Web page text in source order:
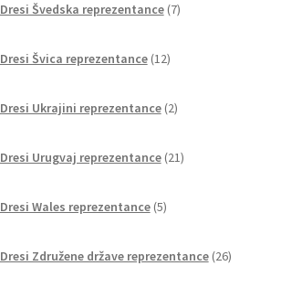
Dresi Švedska reprezentance 7izdelkov
Dresi Švica reprezentance 12izdelkov
Dresi Ukrajini reprezentance 2izdelka
Dresi Urugvaj reprezentance 21izdelkov
Dresi Wales reprezentance 5izdelkov
Dresi Združene države reprezentance 26izdelkov